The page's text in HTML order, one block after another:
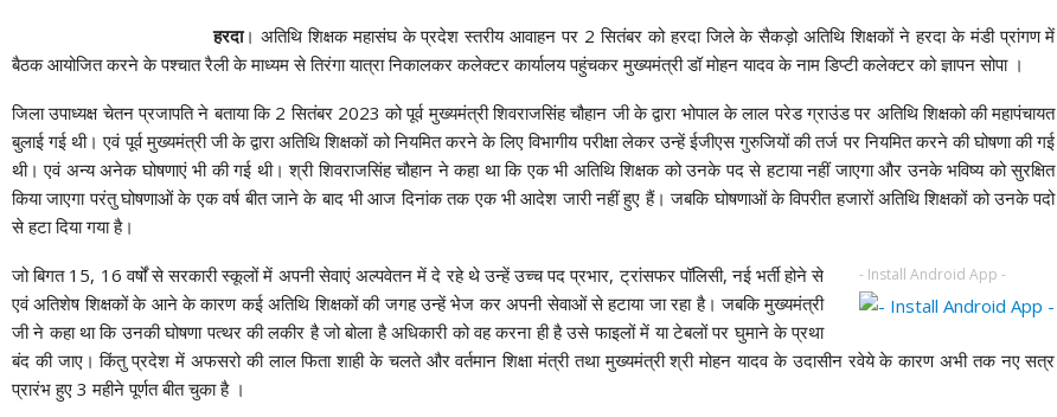
हरदा। अतिथि शिक्षक महासंघ के प्रदेश स्तरीय आवाहन पर 2 सितंबर को हरदा जिले के सैकड़ो अतिथि शिक्षकों ने हरदा के मंडी प्रांगण में
बैठक आयोजित करने के पश्चात रैली के माध्यम से तिरंगा यात्रा निकालकर कलेक्टर कार्यालय पहुंचकर मुख्यमंत्री डॉ मोहन यादव के नाम डिप्टी कलेक्टर को ज्ञापन सोपा ।
जिला उपाध्यक्ष चेतन प्रजापति ने बताया कि 2 सितंबर 2023 को पूर्व मुख्यमंत्री शिवराजसिंह चौहान जी के द्वारा भोपाल के लाल परेड ग्राउंड पर अतिथि शिक्षको की महापंचायत
बुलाई गई थी। एवं पूर्व मुख्यमंत्री जी के द्वारा अतिथि शिक्षकों को नियमित करने के लिए विभागीय परीक्षा लेकर उन्हें ईजीएस गुरुजियों की तर्ज पर नियमित करने की घोषणा की गई
थी। एवं अन्य अनेक घोषणाएं भी की गई थी। श्री शिवराजसिंह चौहान ने कहा था कि एक भी अतिथि शिक्षक को उनके पद से हटाया नहीं जाएगा और उनके भविष्य को सुरक्षित
किया जाएगा परंतु घोषणाओं के एक वर्ष बीत जाने के बाद भी आज दिनांक तक एक भी आदेश जारी नहीं हुए हैं। जबकि घोषणाओं के विपरीत हजारों अतिथि शिक्षकों को उनके पदो
से हटा दिया गया है।
- Install Android App -
जो बिगत 15, 16 वर्षों से सरकारी स्कूलों में अपनी सेवाएं अल्पवेतन में दे रहे थे उन्हें उच्च पद प्रभार, ट्रांसफर पॉलिसी, नई भर्ती होने से
एवं अतिशेष शिक्षकों के आने के कारण कई अतिथि शिक्षकों की जगह उन्हें भेज कर अपनी सेवाओं से हटाया जा रहा है। जबकि मुख्यमंत्री
जी ने कहा था कि उनकी घोषणा पत्थर की लकीर है जो बोला है अधिकारी को वह करना ही है उसे फाइलों में या टेबलों पर घुमाने के प्रथा
बंद की जाए। किंतु प्रदेश में अफसरो की लाल फिता शाही के चलते और वर्तमान शिक्षा मंत्री तथा मुख्यमंत्री श्री मोहन यादव के उदासीन रवेये के कारण अभी तक नए सत्र
प्रारंभ हुए 3 महीने पूर्णत बीत चुका है ।